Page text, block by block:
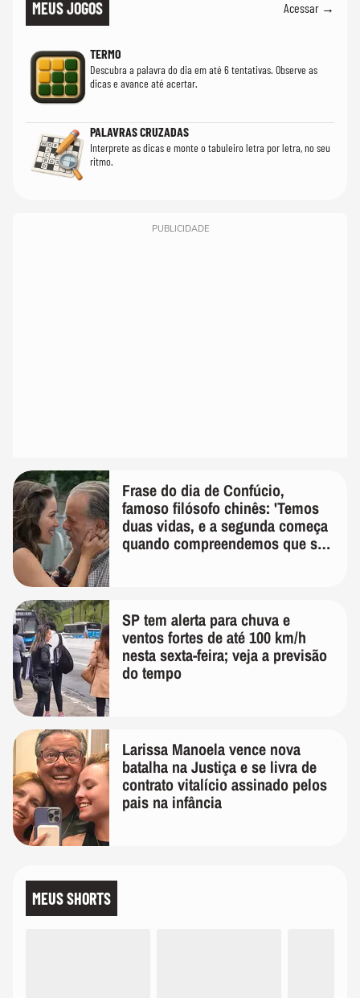
MEUS JOGOS Acessar →
TERMO
Descubra a palavra do dia em até 6 tentativas. Observe as
dicas e avance até acertar.
PALAVRAS CRUZADAS
Interprete as dicas e monte o tabuleiro letra por letra, no seu
ritmo.
PUBLICIDADE
Frase do dia de Confúcio,
famoso filósofo chinês: 'Temos
duas vidas, e a segunda começa
quando compreendemos que só
SP tem alerta para chuva e
ventos fortes de até 100 km/h
nesta sexta-feira; veja a previsão
do tempo
Larissa Manoela vence nova
batalha na Justiça e se livra de
contrato vitalício assinado pelos
pais na infância
MEUS SHORTS